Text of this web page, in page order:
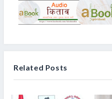
Related Posts